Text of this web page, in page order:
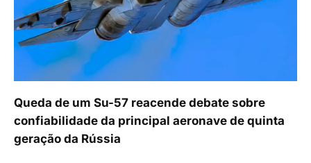
Queda de um Su-57 reacende debate sobre
confiabilidade da principal aeronave de quinta
geração da Rússia